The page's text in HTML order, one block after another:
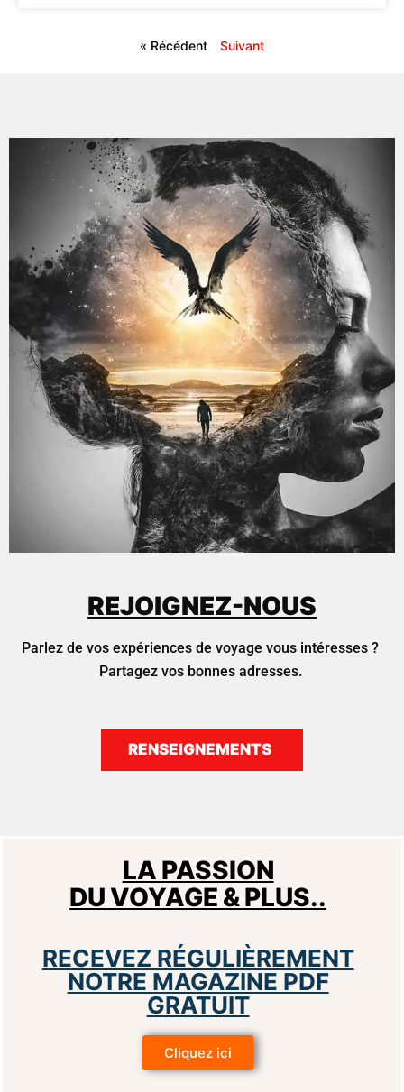
« Récédent Suivant
REJOIGNEZ-NOUS
Parlez de vos expériences de voyage vous intéresses ?
Partagez vos bonnes adresses.
RENSEIGNEMENTS
LA PASSION
DU VOYAGE & PLUS..
RECEVEZ RÉGULIÈREMENT
NOTRE MAGAZINE PDF
GRATUIT
Cliquez ici